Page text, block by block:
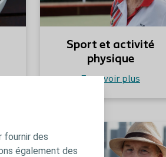
fournir des
également des
Sport et activité
physique
En savoir plus